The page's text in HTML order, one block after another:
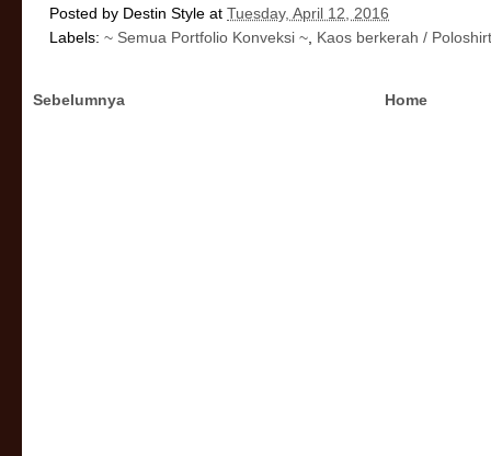
Posted by Destin Style at Tuesday, April 12, 2016
Labels: ~ Semua Portfolio Konveksi ~ Kaos berkerah / Poloshirt
Sebelumnya Home